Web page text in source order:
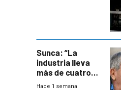
Sunca: “La
industria lleva
más de cuatro
meses sin
Hace 1 semana